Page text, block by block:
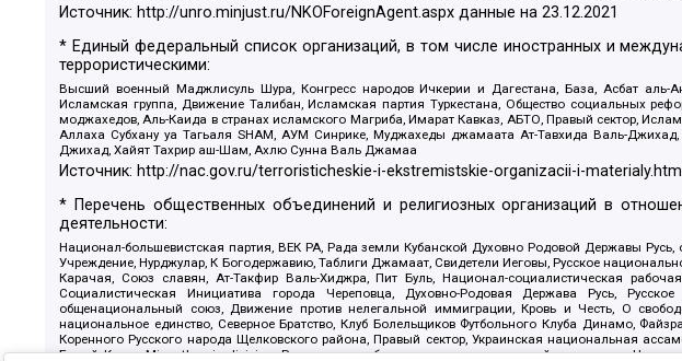
Источник: http://unro.minjust.ru/NKOForeignAgent.aspx данные на23.12.2021
* Единый федеральный список организаций, в том числе иностранных и
террористическими:
Высший военный Маджлисуль Шура, Конгресс народов Ичкерии и Дагестана, База, Асбат аль-
Исламская группа, Движение Талибан, Исламская партия Туркестана, Общество социальных
моджахедов, Аль-Каида в странах исламского Магриба, Имарат Кавказ, АБТО, Правый сектор,
Аллаха Субхану уа Тагьаля SHAM, АУМ Синрике, Муджахеды джамаата Ат-Тавхида Валь-
Джихад, Хайят Тахрир аш-Шам, Ахлю Сунна Валь Джамаа
Источник: http://nac.gov.ru/terroristicheskie-i-ekstremistskie-organizacii-i-materialy.html
* Перечень общественных объединений и религиозных организаций в
деятельности:
Национал-большевистская партия, ВЕК РА, Рада земли Кубанской Духовно Родовой Державы
Учреждение, Нурджулар, К Богодержавию, Таблиги Джамаат, Свидетели Иеговы, Русское
Карачая, Союз славян, Ат-Такфир Валь-Хиджра, Пит Буль, Национал-социалистическая
Социалистическая Инициатива города Череповца, Духовно-Родовая Держава Русь,
общенациональный союз, Движение против нелегальной иммиграции, Кровь и Честь, О
национальное единство, Северное Братство, Клуб Болельщиков Футбольного Клуба Динамо,
Коренного Русского народа Щелковского района, Правый сектор, Украинская национальная
Белый Крест, Misanthropic division, Религиозное объединение последователей инглиизма,